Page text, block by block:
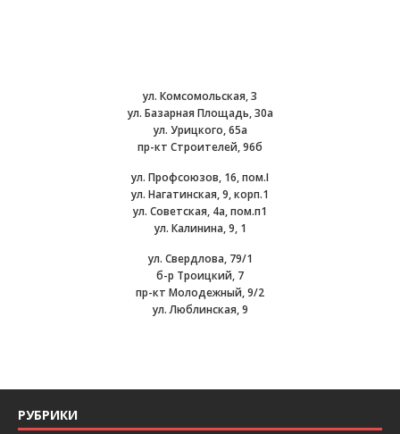
ул. Комсомольская, 3
ул. Базарная Площадь, 30а
ул. Урицкого, 65а
пр-кт Строителей, 96б
ул. Профсоюзов, 16, пом.I
ул. Нагатинская, 9, корп.1
ул. Советская, 4а, пом.п1
ул. Калинина, 9, 1
ул. Свердлова, 79/1
б-р Троицкий, 7
пр-кт Молодежный, 9/2
ул. Люблинская, 9
РУБРИКИ